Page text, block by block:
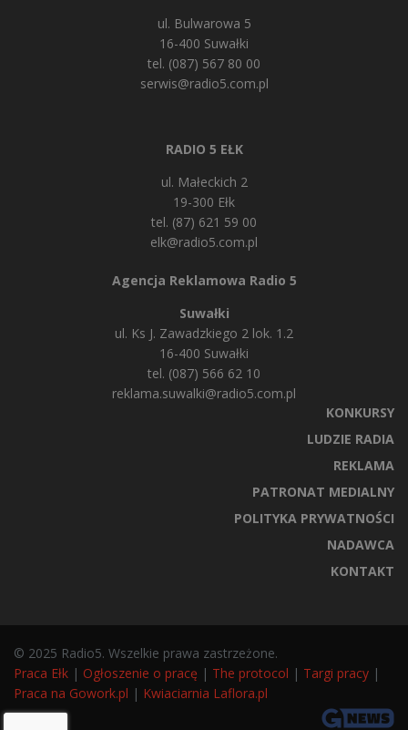
ul. Bulwarowa 5
16-400 Suwałki
tel. (087) 567 80 00
serwis@radio5.com.pl
RADIO 5 EŁK
ul. Małeckich 2
19-300 Ełk
tel. (87) 621 59 00
elk@radio5.com.pl
Agencja Reklamowa Radio 5
Suwałki
ul. Ks J. Zawadzkiego 2 lok. 1.2
16-400 Suwałki
tel. (087) 566 62 10
reklama.suwalki@radio5.com.pl
KONKURSY
LUDZIE RADIA
REKLAMA
PATRONAT MEDIALNY
POLITYKA PRYWATNOŚCI
NADAWCA
KONTAKT
© 2025 Radio5. Wszelkie prawa zastrzeżone.
Praca Ełk | Ogłoszenie o pracę | The protocol | Targi pracy |
Praca na Gowork.pl | Kwiaciarnia Laflora.pl